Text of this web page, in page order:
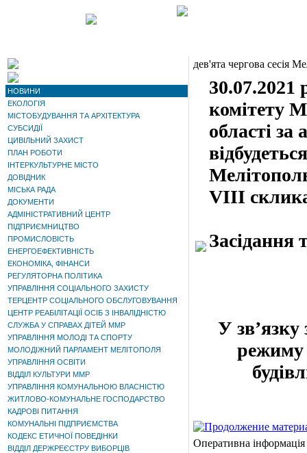
НОВИНИ
ЕКОЛОГІЯ
МІСТОБУДУВАННЯ ТА АРХІТЕКТУРА
СУБСИДІЇ
ЦИВІЛЬНИЙ ЗАХИСТ
ПЛАН РОБОТИ
ІНТЕРКУЛЬТУРНЕ МІСТО
ДОВІДНИК
МІСЬКА РАДА
ДОКУМЕНТИ
АДМІНІСТРАТИВНИЙ ЦЕНТР
ПІДПРИЄМНИЦТВО
ПРОМИСЛОВІСТЬ
ЕНЕРГОЕФЕКТИВНІСТЬ
ЕКОНОМІКА, ФІНАНСИ
РЕГУЛЯТОРНА ПОЛІТИКА
УПРАВЛІННЯ СОЦІАЛЬНОГО ЗАХИСТУ
ТЕРЦЕНТР СОЦІАЛЬНОГО ОБСЛУГОВУВАННЯ
ЦЕНТР РЕАБІЛІТАЦІЇ ОСІБ З ІНВАЛІДНІСТЮ
СЛУЖБА У СПРАВАХ ДІТЕЙ ММР
УПРАВЛІННЯ МОЛОДІ ТА СПОРТУ
МОЛОДІЖНИЙ ПАРЛАМЕНТ МЕЛІТОПОЛЯ
УПРАВЛІННЯ ОСВІТИ
ВІДДІЛ КУЛЬТУРИ ММР
УПРАВЛІННЯ КОМУНАЛЬНОЮ ВЛАСНІСТЮ
ЖИТЛОВО-КОМУНАЛЬНЕ ГОСПОДАРСТВО
КАДРОВІ ПИТАННЯ
КОМУНАЛЬНІ ПІДПРИЄМСТВА
КОДЕКС ЕТИЧНОЇ ПОВЕДІНКИ
ВІДДІЛ ДЕРЖРЕЄСТРУ ВИБОРЦІВ
дев'ята чергова сесія
30.07.2021
комітету
області
VIII
Засідання
У зв’язку
режиму
Оперативна